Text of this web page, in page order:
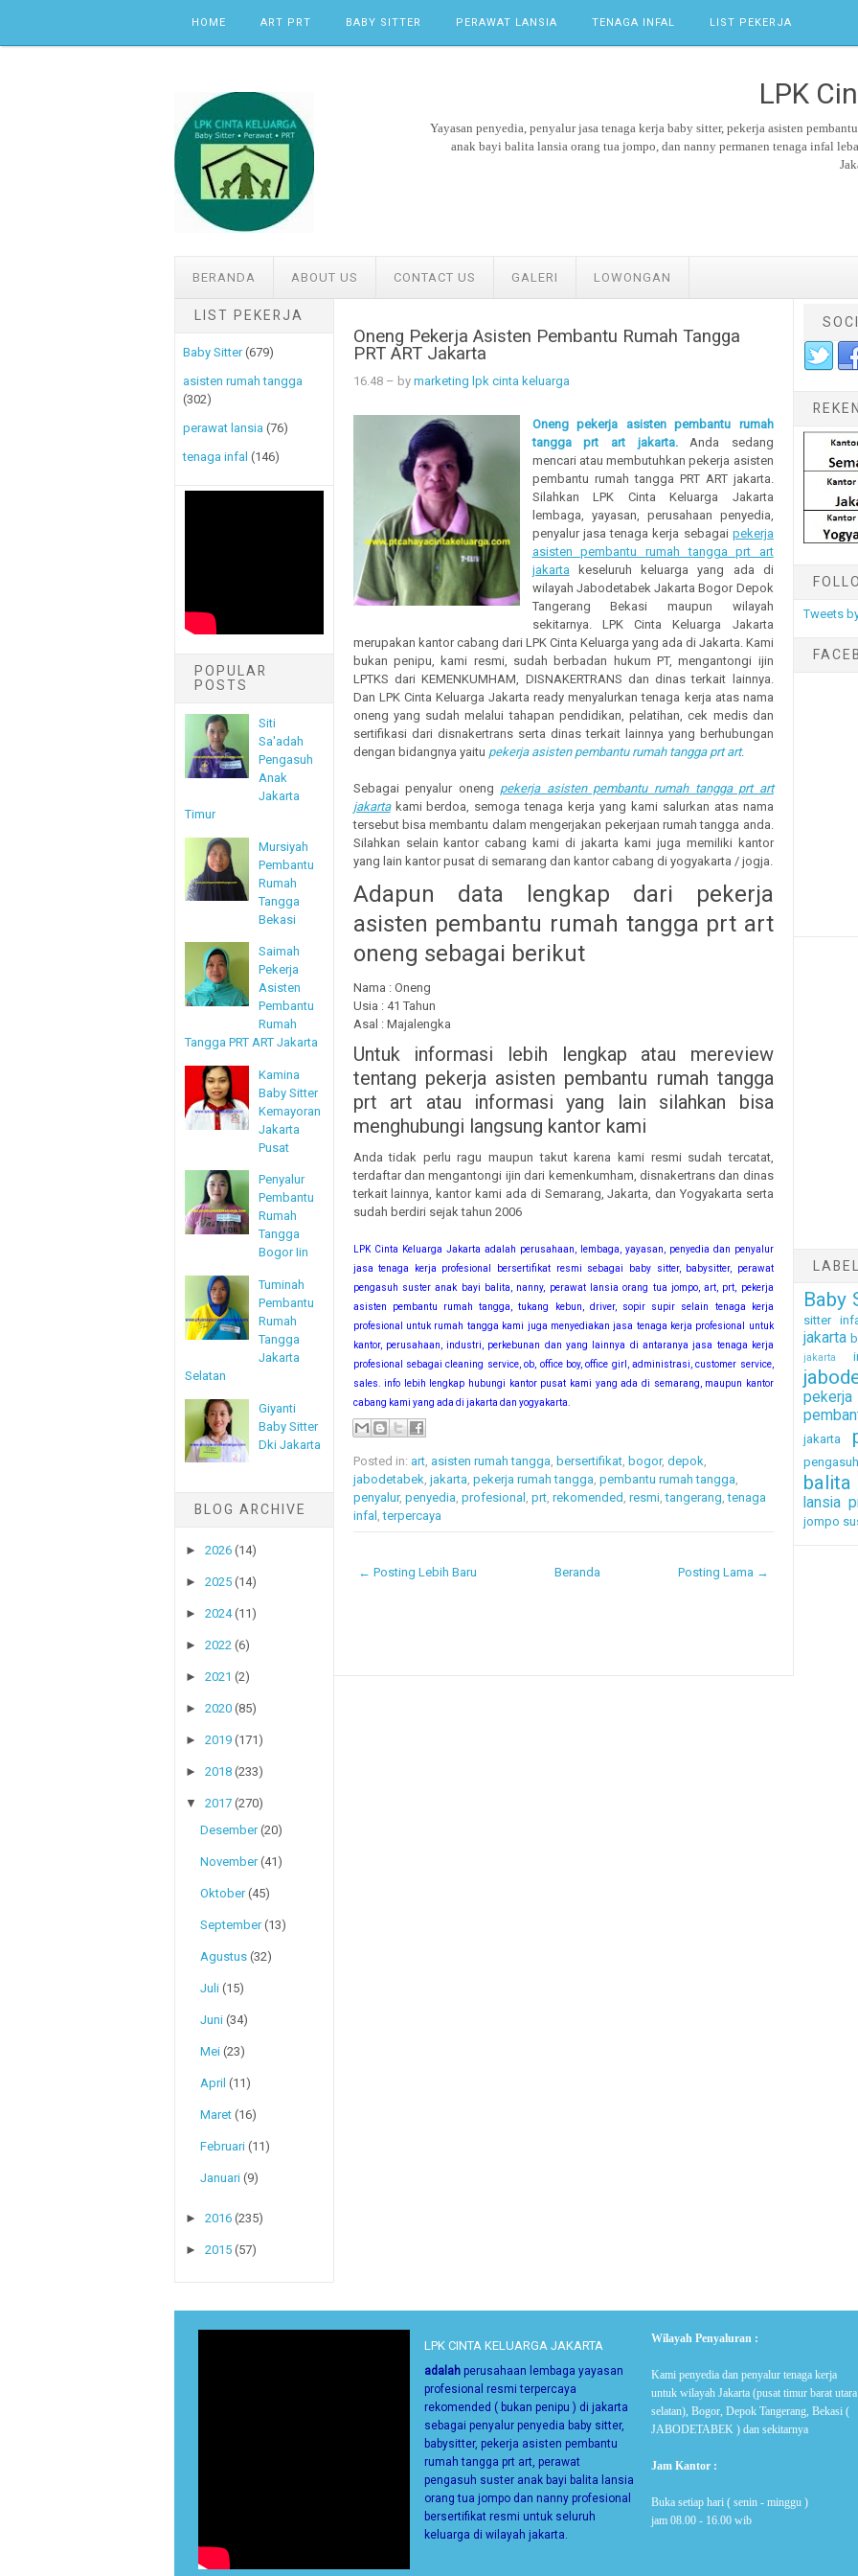
HOME ART PRT BABY SITTER PERAWAT LANSIA TENAGA INFAL LIST PEKERJA
LPK
Yayasan penyedia, penyalur jasa tenaga kerja baby sitter, pekerja asisten
anak bayi balita lansia orang tua jompo, dan nanny permanen tenaga infal
BERANDA ABOUT US CONTACT US GALERI LOWONGAN
LIST PEKERJA
Baby Sitter (679)
asisten rumah tangga
(302)
perawat lansia (76)
tenaga infal (146)
POPULAR
POSTS
Siti
Sa'adah
Pengasuh
Anak
Jakarta
Timur
Mursiyah
Pembantu
Rumah
Tangga
Bekasi
Saimah
Pekerja
Asisten
Pembantu
Rumah
Tangga PRT ART Jakarta
Kamina
Baby Sitter
Kemayoran
Jakarta
Pusat
Penyalur
Pembantu
Rumah
Tangga
Bogor Iin
Tuminah
Pembantu
Rumah
Tangga
Jakarta
Selatan
Giyanti
Baby Sitter
Dki Jakarta
BLOG ARCHIVE
►2026 (14)
►2025 (14)
►2024 (11)
►2022 (6)
►2021 (2)
►2020 (85)
►2019 (171)
►2018 (233)
▼ 2017 (270)
Desember (20)
November (41)
Oktober (45)
September (13)
Agustus (32)
Juli (15)
Juni (34)
Mei (23)
April (11)
Maret (16)
Februari (11)
Januari (9)
►2016 (235)
►2015 (57)
Oneng Pekerja Asisten Pembantu Rumah Tangga
PRT ART Jakarta
16.48– by marketing lpk cinta keluarga
Oneng pekerja asisten pembantu rumah
tangga prt art jakarta.Anda sedang
mencari atau membutuhkan pekerja asisten
pembantu rumah tangga PRT ART jakarta.
Silahkan LPK Cinta Keluarga Jakarta
lembaga, yayasan, perusahaan penyedia,
penyalur jasa tenaga kerja sebagai pekerja
asisten pembantu rumah tangga prt art
jakarta keseluruh keluarga yang ada di
wilayah Jabodetabek Jakarta Bogor Depok
Tangerang Bekasi maupun wilayah
sekitarnya. LPK Cinta Keluarga Jakarta
merupakan kantor cabang dari LPK Cinta Keluarga yang ada di Jakarta. Kami
bukan penipu, kami resmi, sudah berbadan hukum PT, mengantongi ijin
LPTKS dari KEMENKUMHAM, DISNAKERTRANS dan dinas terkait lainnya.
Dan LPK Cinta Keluarga Jakarta ready menyalurkan tenaga kerja atas nama
oneng yang sudah melalui tahapan pendidikan, pelatihan, cek medis dan
sertifikasi dari disnakertrans serta dinas terkait lainnya yang berhubungan
dengan bidangnya yaitu pekerja asisten pembantu rumah tangga prt art.
Sebagai penyalur oneng pekerja asisten pembantu rumah tangga prt art
jakartakami berdoa, semoga tenaga kerja yang kami salurkan atas nama
tersebut bisa membantu dalam mengerjakan pekerjaan rumah tangga anda.
Silahkan selain kantor cabang kami di jakarta kami juga memiliki kantor
yang lain kantor pusat di semarang dan kantor cabang di yogyakarta / jogja.
Adapun data lengkap dari pekerja
asisten pembantu rumah tangga prt art
oneng sebagai berikut
Nama : Oneng
Usia : 41 Tahun
Asal : Majalengka
Untuk informasi lebih lengkap atau mereview
tentang pekerja asisten pembantu rumah tangga
prt art atau informasi yang lain silahkan bisa
menghubungi langsung kantor kami
Anda tidak perlu ragu maupun takut karena kami resmi sudah tercatat,
terdaftar dan mengantongi ijin dari kemenkumham, disnakertrans dan dinas
terkait lainnya, kantor kami ada di Semarang, Jakarta, dan Yogyakarta serta
sudah berdiri sejak tahun 2006
LPK Cinta Keluarga Jakarta adalah perusahaan, lembaga, yayasan, penyedia dan penyalur
jasa tenaga kerja profesional bersertifikat resmi sebagai baby sitter, babysitter, perawat
pengasuh suster anak bayi balita, nanny, perawat lansia orang tua jompo, art, prt, pekerja
asisten pembantu rumah tangga, tukang kebun, driver, sopir supir selain tenaga kerja
profesional untuk rumah tangga kami juga menyediakan jasa tenaga kerja profesional untuk
kantor, perusahaan, industri, perkebunan dan yang lainnya di antaranya jasa tenaga kerja
profesional sebagai cleaning service, ob, office boy, office girl, administrasi, customer service,
sales. info lebih lengkap hubungi kantor pusat kami yang ada di semarang, maupun kantor
cabang kami yang ada di jakarta dan yogyakarta.
Posted in: art, asisten rumah tangga, bersertifikat, bogor, depok,
jabodetabek, jakarta, pekerja rumah tangga, pembantu rumah tangga,
penyalur, penyedia, profesional , prt, rekomended , resmi,tangerang,tenaga
infal ,terpercaya
← Posting Lebih Baru Posting Lama →
Beranda
Tweets
Baby
sitter
jakarta
jakarta
jakarta
balita
lansia
jompo
LPK CINTA KELUARGA JAKARTA
adalah perusahaan lembaga yayasan
profesional resmi terpercaya
rekomended ( bukan penipu ) di jakarta
sebagai penyalur penyedia baby sitter,
babysitter, pekerja asisten pembantu
rumah tangga prt art, perawat
pengasuh suster anak bayi balita lansia
orang tua jompo dan nanny profesional
bersertifikat resmi untuk seluruh
keluarga di wilayah jakarta.
Wilayah Penyaluran :
Kami penyedia dan penyalur tenaga kerja
untuk wilayah Jakarta (pusat timur barat utara
selatan), Bogor, Depok Tangerang, Bekasi (
JABODETABEK ) dan sekitarnya
Jam Kantor :
Buka setiap hari ( senin - minggu )
jam 08.00 - 16.00 wib